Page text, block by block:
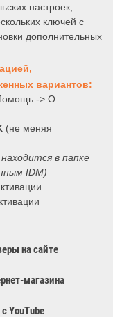
настроек,
ключей с
дополнительных
вариантов:
-> О
(не меняя
в папке
IDM)
на сайте
магазина
YouTube